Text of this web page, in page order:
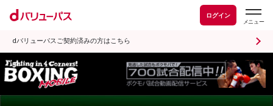
ログイン
dバリューパスご契約済みの方はこちら